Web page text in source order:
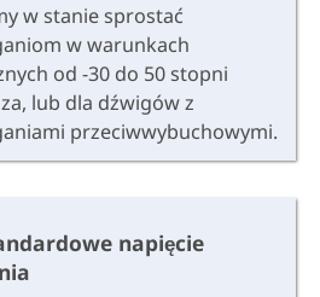
w stanie sprostać
w warunkach
od -30 do 50 stopni
lub dla dźwigów z
przeciwwybuchowymi.
napięcie